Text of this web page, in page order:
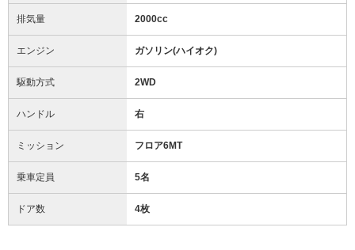
排気量 2000cc
エンジン ガソリン(ハイオク)
駆動方式 2WD
ハンドル 右
ミッション フロア6MT
乗車定員 5名
ドア数 4枚